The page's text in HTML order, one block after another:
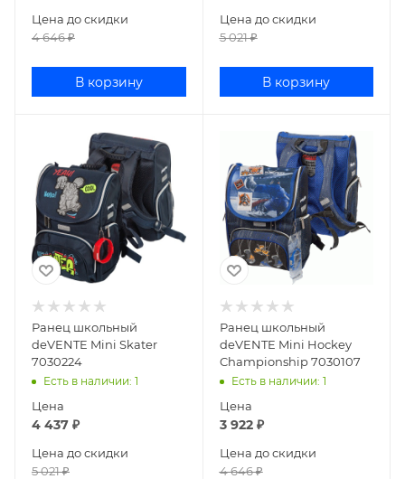
Цена до скидки
4 646₽
В корзину
Цена до скидки
5 021₽
В корзину
Ранец школьный
deVENTE Mini Skater
7030224
Есть в наличии: 1
Цена
4 437 ₽
Цена до скидки
5 021₽
Ранец школьный
deVENTE Mini Hockey
Championship 7030107
Есть в наличии: 1
Цена
3 922₽
Цена до скидки
4 646₽